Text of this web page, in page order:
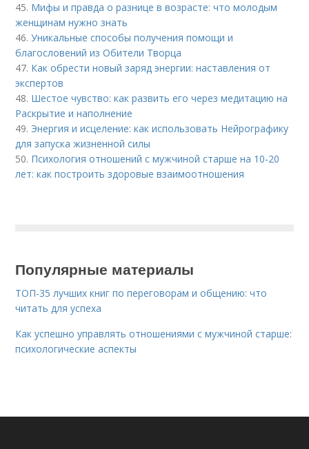
45. Мифы и правда о разнице в возрасте: что молодым
женщинам нужно знать
46.Уникальные способы получения помощи и
благословений из Обители Творца
47. Как обрести новый заряд энергии: наставления от
экспертов
48. Шестое чувство: как развить его через медитацию на
Раскрытие и наполнение
49. Энергия и исцеление: как использовать Нейрографику
для запуска жизненной силы
50. Психология отношений с мужчиной старше на 10-20
лет: как построить здоровые взаимоотношения
Популярные материалы
ТОП-35 лучших книг по переговорам и общению: что
читать для успеха
Как успешно управлять отношениями с мужчиной старше:
психологические аспекты